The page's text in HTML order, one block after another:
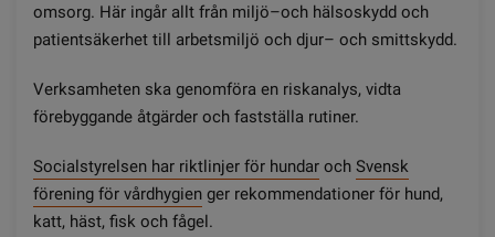
omsorg. Här ingår allt från miljö–och hälsoskydd och
patientsäkerhet till arbetsmiljö och djur– och smittskydd.
Verksamheten ska genomföra en riskanalys, vidta
förebyggande åtgärder och fastställa rutiner.
Socialstyrelsen har riktlinjer för hundar och Svensk
förening för vårdhygien ger rekommendationer för hund,
katt, häst, fisk och fågel.